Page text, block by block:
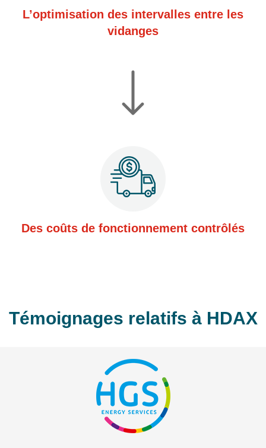
L’optimisation des intervalles entre les
vidanges
Des coûts de fonctionnement contrôlés
Témoignages relatifs à HDAX